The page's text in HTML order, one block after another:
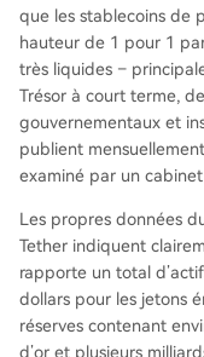
que les stablecoins de
hauteur de 1 pour 1
très liquides –
Trésor à court terme,
gouvernementaux et
publient
examiné par un
Les propres données
Tether indiquent
rapporte un total
dollars pour les jetons
réserves contenant
d’or et plusieurs